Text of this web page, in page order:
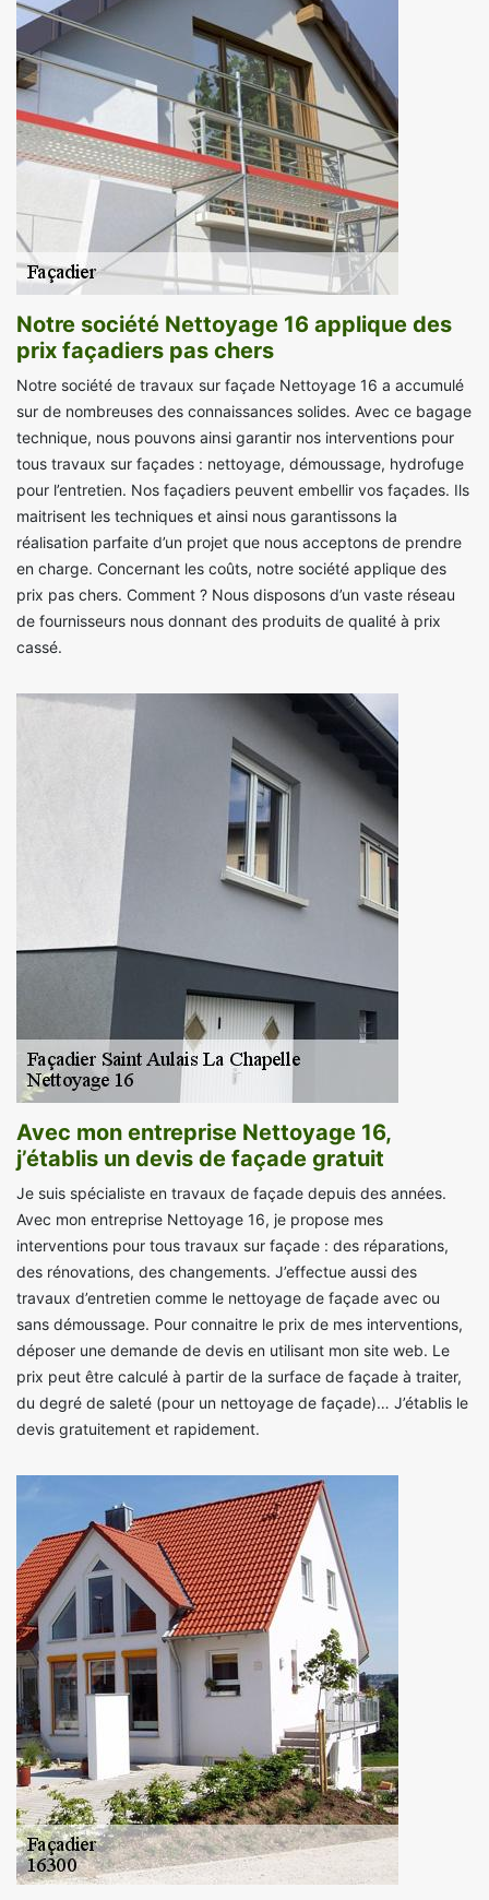
Notre société Nettoyage 16 applique des
prix façadiers pas chers
Notre société de travaux sur façade Nettoyage 16 a accumulé
sur de nombreuses des connaissances solides. Avec ce bagage
technique, nous pouvons ainsi garantir nos interventions pour
tous travaux sur façades : nettoyage, démoussage, hydrofuge
pour l’entretien. Nos façadiers peuvent embellir vos façades. Ils
maitrisent les techniques et ainsi nous garantissons la
réalisation parfaite d’un projet que nous acceptons de prendre
en charge. Concernant les coûts, notre société applique des
prix pas chers. Comment ? Nous disposons d’un vaste réseau
de fournisseurs nous donnant des produits de qualité à prix
cassé.
Avec mon entreprise Nettoyage 16,
j’établis un devis de façade gratuit
Je suis spécialiste en travaux de façade depuis des années.
Avec mon entreprise Nettoyage 16, je propose mes
interventions pour tous travaux sur façade : des réparations,
des rénovations, des changements. J’effectue aussi des
travaux d’entretien comme le nettoyage de façade avec ou
sans démoussage. Pour connaitre le prix de mes interventions,
déposer une demande de devis en utilisant mon site web. Le
prix peut être calculé à partir de la surface de façade à traiter,
du degré de saleté (pour un nettoyage de façade)… J’établis le
devis gratuitement et rapidement.